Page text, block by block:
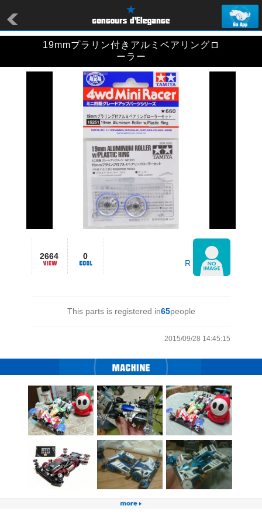
19mmプラリン付きアルミベアリングロ
ーラー
2664 0
R
This parts is registered in65people
2015/09/28 14:45:15